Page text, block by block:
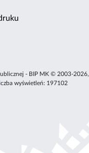
- BIP MK © 2003-2026,
wyświetleń: 197102